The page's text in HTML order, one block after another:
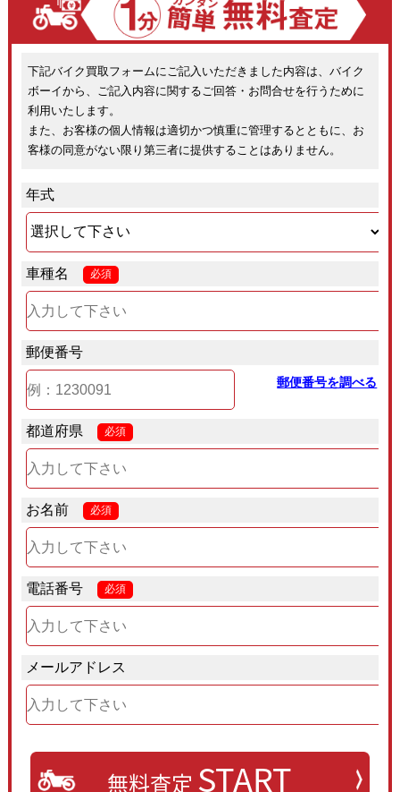
下記バイク買取フォームにご記入いただきました内容は、バイク
ボーイから、ご記入内容に関するご回答・お問合せを行うために
利用いたします。
また、お客様の個人情報は適切かつ慎重に管理するとともに、お
客様の同意がない限り第三者に提供することはありません。
年式
車種名 必須
郵便番号
郵便番号を調べる
都道府県 必須
お名前 必須
電話番号 必須
メールアドレス
無料査定 START